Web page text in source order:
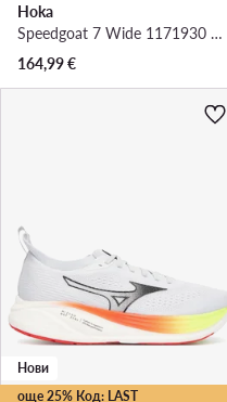
Hoka
Speedgoat 7 Wide 1171930 · Маратонки за бягане
164,99€
още 25% Код: LAST
Нови